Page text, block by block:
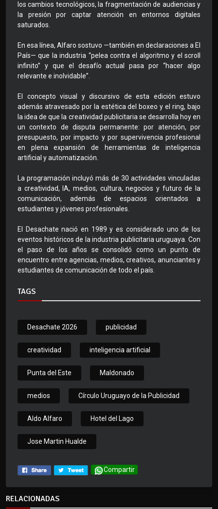
los cambios tecnológicos, la fragmentación de audiencias y
la presión por captar atención en entornos digitales
saturados.
En esa línea, Alfaro sostuvo —también en declaraciones a El
País— que la industria “pelea contra el algoritmo y el scroll
infinito” y que el desafío actual pasa por “hacer algo
relevante e inolvidable”.
El concepto visual y discursivo de esta edición estuvo
además atravesado por la estética del boxeo y el ring, bajo
la idea de que la creatividad publicitaria se desarrolla hoy en
un contexto de disputa permanente: por atención, por
presupuesto, por impacto y por supervivencia profesional
en plena expansión de herramientas de inteligencia
artificial y automatización.
La programación incluyó más de 30 actividades vinculadas
a creatividad, IA, medios, cultura, negocios y futuro de la
comunicación, además de espacios orientados a
estudiantes y jóvenes profesionales.
El Desachate nació en 1989 y es considerado uno de los
eventos históricos de la industria publicitaria uruguaya. Con
el paso de los años se consolidó como un punto de
encuentro entre agencias, medios, creativos, anunciantes y
estudiantes de comunicación de todo el país.
TAGS
Desachate 2026 publicidad
creatividad inteligencia artificial
Punta del Este Maldonado
medios Círculo Uruguayo de la Publicidad
Aldo Alfaro Hotel del Lago
Jose Martin Hualde
Compartir
RELACIONADAS